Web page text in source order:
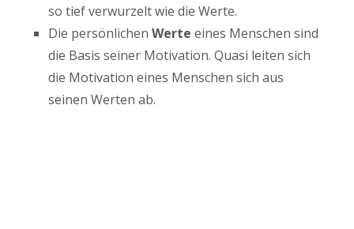
so tief verwurzelt wie die Werte.
Die persönlichen Werte eines Menschen sind
die Basis seiner Motivation. Quasi leiten sich
die Motivation eines Menschen sich aus
seinen Werten ab.